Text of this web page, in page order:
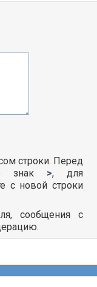
строки. Перед
знак >, для
с новой строки
сообщения с